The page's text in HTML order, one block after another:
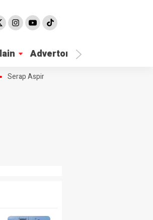
Advertorial
Serap Aspirasi Masyarakat Hj. Nur Azizah